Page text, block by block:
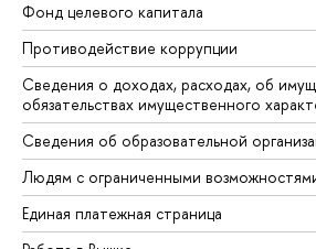
Фонд целевого капитала
Противодействие коррупции
Сведения о доходах, расходах, об
обязательствах имущественного
Сведения об образовательной
Людям с ограниченными
Единая платежная страница